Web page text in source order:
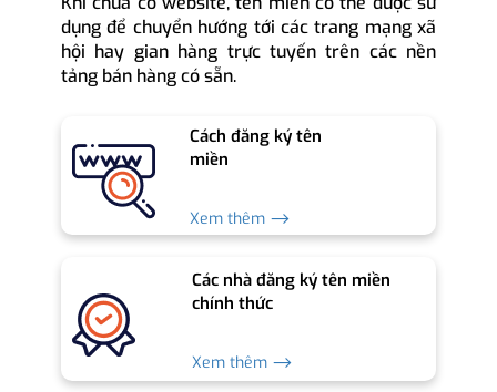
dụng để chuyển hướng tới các trang mạng xã
hội hay gian hàng trực tuyến trên các nền
tảng bán hàng có sẵn.
Cách đăng ký tên
miền
Xem thêm ⟶
Các nhà đăng ký tên miền
chính thức
Xem thêm ⟶